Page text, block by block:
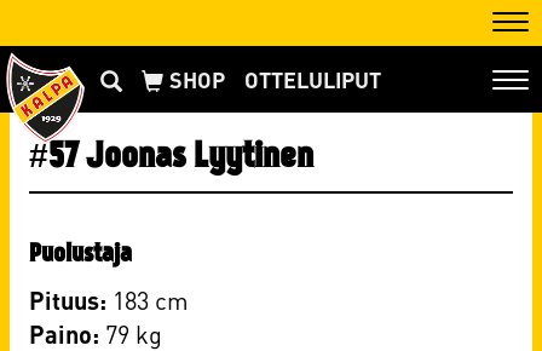
OTTELULIPUT
#57 Joonas Lyytinen
Puolustaja
Pituus: 183 cm
Paino: 79 kg